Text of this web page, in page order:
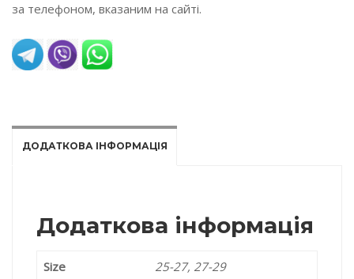
за телефоном, вказаним на сайті.
ДОДАТКОВА ІНФОРМАЦІЯ
Додаткова інформація
Size 25-27, 27-29